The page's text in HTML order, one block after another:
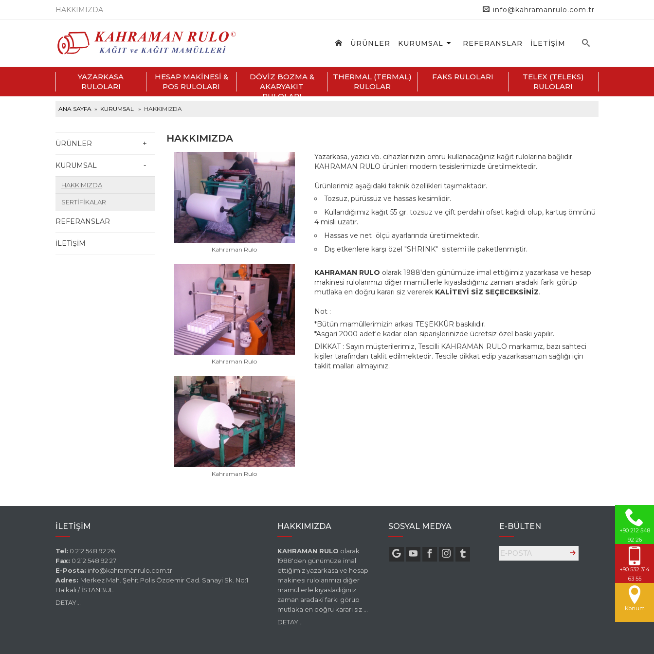
HAKKIMIZDA info@kahramanrulo.com.tr
ÜRÜNLER KURUMSAL REFERANSLAR İLETİŞİM
YAZARKASA
RULOLARI
HESAP MAKİNESİ &
POS RULOLARI
DÖVİZ BOZMA &
AKARYAKIT
RULOLARI
THERMAL (TERMAL)
RULOLAR
FAKS RULOLARI
TELEX (TELEKS)
RULOLARI
ANA SAYFA » KURUMSAL » HAKKIMIZDA
ÜRÜNLER +
+
KURUMSAL -
-
HAKKIMIZDA
SERTİFİKALAR
REFERANSLAR
İLETİŞİM
HAKKIMIZDA
Kahraman Rulo
Kahraman Rulo
Kahraman Rulo
Yazarkasa, yazıcı vb. cihazlarınızın ömrü kullanacağınız kağıt rulolarına bağlıdır.
KAHRAMAN RULO ürünleri modern tesislerimizde üretilmektedir.
Ürünlerimiz aşağıdaki teknik özellikleri taşımaktadır.
Tozsuz, pürüssüz ve hassas kesimlidir.
Kullandığımız kağıt 55 gr. tozsuz ve çift perdahlı ofset kağıdı olup, kartuş ömrünü
4 misli uzatır.
Hassas ve net ölçü ayarlarında üretilmektedir.
Dış etkenlere karşı özel "SHRINK" sistemi ile paketlenmiştir.
KAHRAMAN RULO olarak 1988'den günümüze imal ettiğimiz yazarkasa ve hesap
makinesi rulolarımızı diğer mamüllerle kıyasladığınız zaman aradaki farkı görüp
mutlaka en doğru kararı siz vererek KALİTEYİ SİZ SEÇECEKSİNİZ.
Not :
*Bütün mamüllerimizin arkası TEŞEKKÜR baskılıdır.
*Asgari 2000 adet'e kadar olan siparişlerinizde ücretsiz özel baskı yapılır.
DİKKAT : Sayın müşterilerimiz, Tescilli KAHRAMAN RULO markamız, bazı sahteci
kişiler tarafından taklit edilmektedir. Tescile dikkat edip yazarkasanızın sağlığı için
taklit malları almayınız.
İLETİŞİM
Tel: 0 212 548 92 26
Fax: 0 212 548 92 27
E-Posta: info@kahramanrulo.com.tr
Adres: Merkez Mah. Şehit Polis Özdemir Cad. Sanayi Sk. No:1
Halkalı / İSTANBUL
DETAY...
HAKKIMIZDA
KAHRAMAN RULO olarak
1988'den günümüze imal
ettiğimiz yazarkasa ve hesap
makinesi rulolarımızı diğer
mamüllerle kıyasladığınız
zaman aradaki farkı görüp
mutlaka en doğru kararı siz ...
DETAY...
SOSYAL MEDYA E-BÜLTEN
+90 212 548
92 26
+90 532 314
63 55
Konum